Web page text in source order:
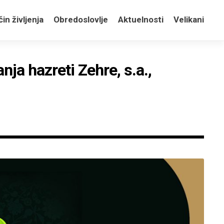
življenja Obredoslovlje Aktuelnosti Velikani
hazreti Zehre, s.a.,